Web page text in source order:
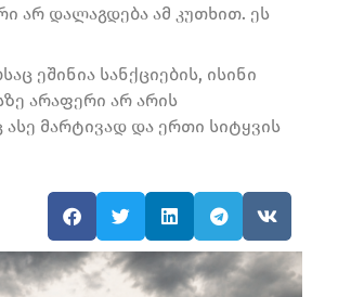
არ დალაგდება ამ კუთხით. ეს
ეშინია სანქციების, ისინი
არაფერი არ არის
მარტივად და ერთი სიტყვის